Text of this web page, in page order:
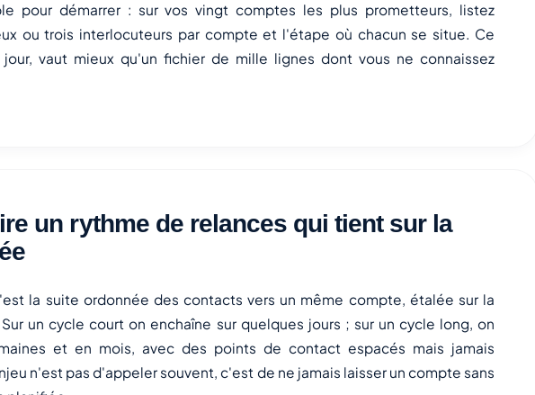
pour démarrer : sur vos vingt comptes les plus prometteurs, listez
ou trois interlocuteurs par compte et l'étape où chacun se situe. Ce
vaut mieux qu'un fichier de mille lignes dont vous ne connaissez
un rythme de relances qui tient sur la
la suite ordonnée des contacts vers un même compte, étalée sur la
un cycle court on enchaîne sur quelques jours ; sur un cycle long, on
et en mois, avec des points de contact espacés mais jamais
n'est pas d'appeler souvent, c'est de ne jamais laisser un compte sans